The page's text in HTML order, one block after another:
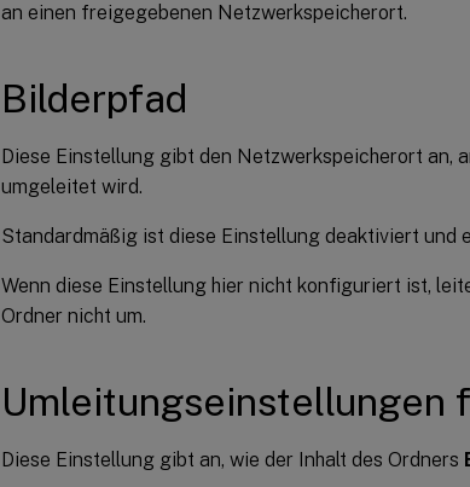
an einen freigegebenen Netzwerkspeicherort.
Bilderpfad
Diese Einstellung gibt den Netzwerkspeicherort an,
umgeleitet wird.
Standardmäßig ist diese Einstellung deaktiviert und
Wenn diese Einstellung hier nicht konfiguriert ist,
Ordner nicht um.
Umleitungseinstellungen
Diese Einstellung gibt an, wie der Inhalt des Ordners